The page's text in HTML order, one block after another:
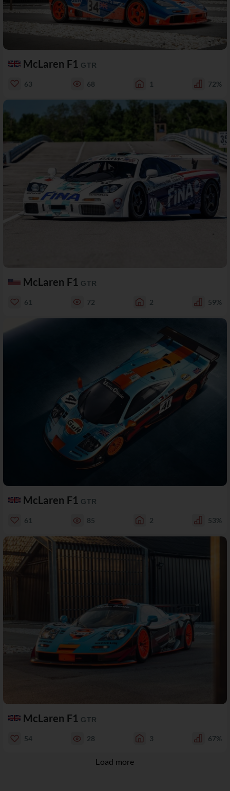
McLaren F1 GTR
63 68 1 72%
McLaren F1 GTR
61 72 2 59%
McLaren F1 GTR
61 85 2 53%
McLaren F1 GTR
54 28 3 67%
Load more